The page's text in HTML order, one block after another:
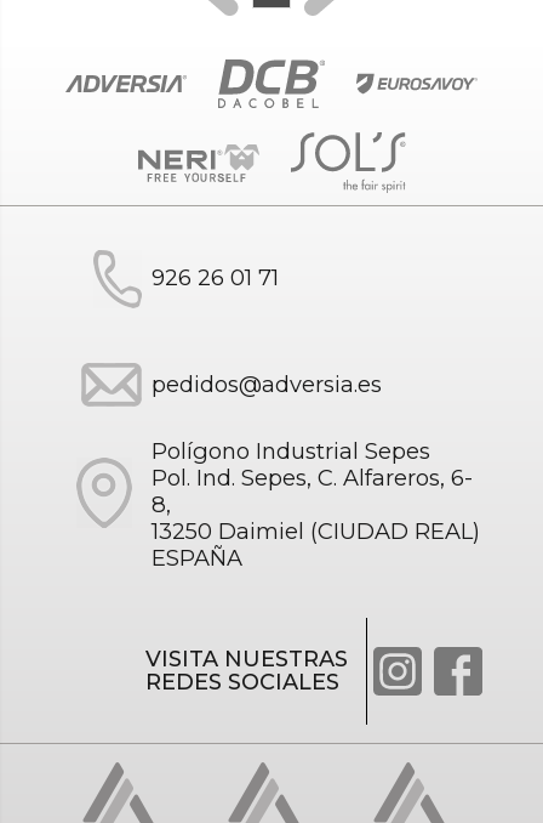
926 26 01 71
pedidos@adversia.es
Polígono Industrial Sepes
Pol. Ind. Sepes, C. Alfareros, 6-
8,
13250 Daimiel (CIUDAD REAL)
ESPAÑA
VISITA NUESTRAS
REDES SOCIALES